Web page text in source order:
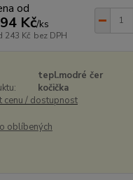
od
Kč/ks
243 Kč bez DPH
tepl.modré čer
kočička
cenu / dostupnost
oblíbených